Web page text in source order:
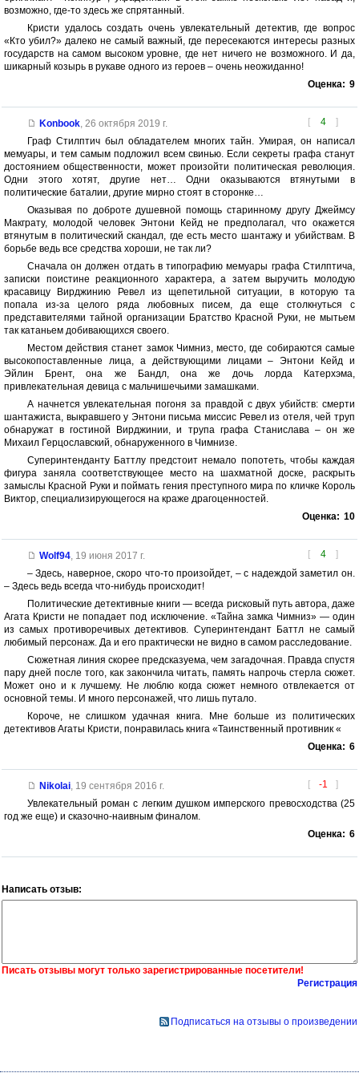
возможно, где-то здесь же спрятанный.
Кристи удалось создать очень увлекательный детектив, где вопрос
«Кто убил?» далеко не самый важный, где пересекаются интересы разных
государств на самом высоком уровне, где нет ничего не возможного. И да,
шикарный козырь в рукаве одного из героев – очень неожиданно!
Оценка: 9
[ 4 ]
Konbook, 26 октября 2019 г.
Граф Стилптич был обладателем многих тайн. Умирая, он написал
мемуары, и тем самым подложил всем свинью. Если секреты графа станут
достоянием общественности, может произойти политическая революция.
Одни этого хотят, другие нет… Одни оказываются втянутыми в
политические баталии, другие мирно стоят в сторонке…
Оказывая по доброте душевной помощь старинному другу Джеймсу
Макграту, молодой человек Энтони Кейд не предполагал, что окажется
втянутым в политический скандал, где есть место шантажу и убийствам. В
борьбе ведь все средства хороши, не так ли?
Сначала он должен отдать в типографию мемуары графа Стилптича,
записки поистине реакционного характера, а затем выручить молодую
красавицу Вирджинию Ревел из щепетильной ситуации, в которую та
попала из-за целого ряда любовных писем, да еще столкнуться с
представителями тайной организации Братство Красной Руки, не мытьем
так катаньем добивающихся своего.
Местом действия станет замок Чимниз, место, где собираются самые
высокопоставленные лица, а действующими лицами – Энтони Кейд и
Эйлин Брент, она же Бандл, она же дочь лорда Катерхэма,
привлекательная девица с мальчишечьими замашками.
А начнется увлекательная погоня за правдой с двух убийств: смерти
шантажиста, выкравшего у Энтони письма миссис Ревел из отеля, чей труп
обнаружат в гостиной Вирджинии, и трупа графа Станислава – он же
Михаил Герцославский, обнаруженного в Чимнизе.
Суперинтенданту Баттлу предстоит немало попотеть, чтобы каждая
фигура заняла соответствующее место на шахматной доске, раскрыть
замыслы Красной Руки и поймать гения преступного мира по кличке Король
Виктор, специализирующегося на краже драгоценностей.
Оценка: 10
[ 4 ]
Wolf94, 19 июня 2017 г.
– Здесь, наверное, скоро что-то произойдет, – с надеждой заметил он.
– Здесь ведь всегда что-нибудь происходит!
Политические детективные книги — всегда рисковый путь автора, даже
Агата Кристи не попадает под исключение. «Тайна замка Чимниз» — один
из самых противоречивых детективов. Суперинтендант Баттл не самый
любимый персонаж. Да и его практически не видно в самом расследование.
Сюжетная линия скорее предсказуема, чем загадочная. Правда спустя
пару дней после того, как закончила читать, память напрочь стерла сюжет.
Может оно и к лучшему. Не люблю когда сюжет немного отвлекается от
основной темы. И много персонажей, что лишь путало.
Короче, не слишком удачная книга. Мне больше из политических
детективов Агаты Кристи, понравилась книга «Таинственный противник «
Оценка: 6
[ -1 ]
Nikolai, 19 сентября 2016 г.
Увлекательный роман с легким душком имперского превосходства (25
год же еще) и сказочно-наивным финалом.
Оценка: 6
Написать отзыв:
Писать отзывы могут только зарегистрированные посетители!
Регистрация
Подписаться на отзывы о произведении